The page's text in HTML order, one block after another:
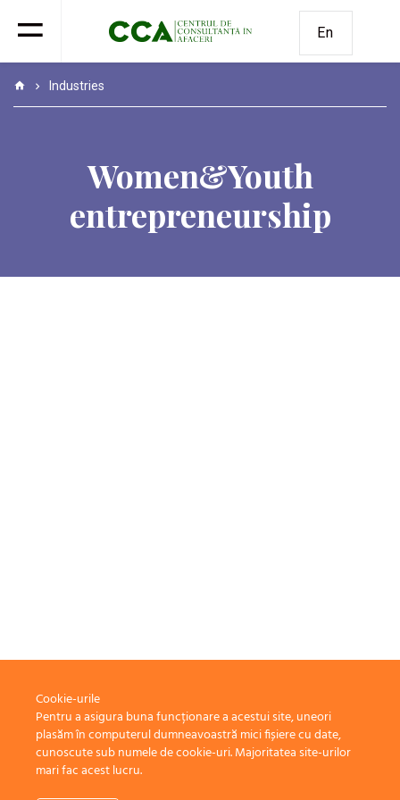
En
Industries
Women&Youth
entrepreneurship
Cookie-urile
Pentru a asigura buna funcționare a acestui site, uneori
plasăm în computerul dumneavoastră mici fișiere cu date,
cunoscute sub numele de cookie-uri. Majoritatea site-urilor
mari fac acest lucru.